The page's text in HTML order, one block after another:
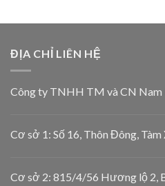
ĐỊA CHỈ LIÊN HỆ
Công ty TNHH TM và CN Nam
Cơ sở 1: Số 16, Thôn Đông, Tàm
Cơ sở 2: 815/4/56 Hương lộ 2,